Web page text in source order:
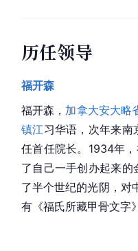
历任领导
福开森
福开森， 加拿大安大略
镇江习华语，次年来南
任首任院长。1934年
了自己一手创办起来
了半个世纪的光阴，对
有《福氏所藏甲骨文字